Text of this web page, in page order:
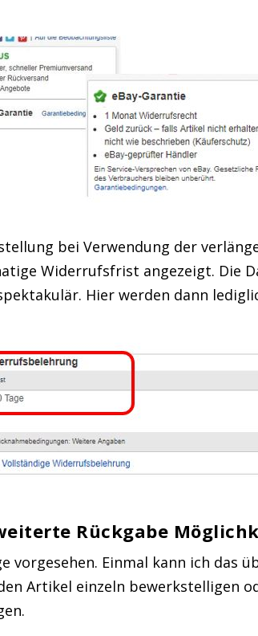
bei Verwendung der
Widerrufsfrist angezeigt. Die
Hier werden dann
Rückgabe
vorgesehen. Einmal kann ich das
Artikel einzeln bewerkstelligen